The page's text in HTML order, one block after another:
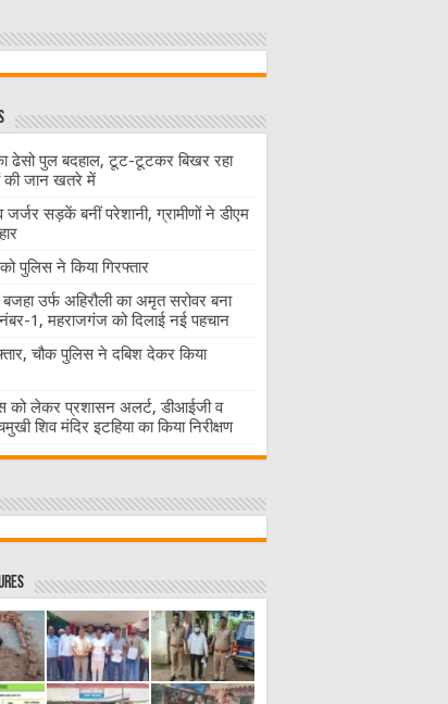
ढेसो पुल बदहाल, टूट-टूटकर बिखर रहा
की जान खतरे में
सड़कें बनीं परेशानी, ग्रामीणों ने डीएम
पुलिस ने किया गिरफ्तार
उर्फ अहिरौली का अमृत सरोवर बना
1, महराजगंज को दिलाई नई पहचान
चौक पुलिस ने दबिश देकर किया
को लेकर प्रशासन अलर्ट, डीआईजी व
शिव मंदिर इटहिया का किया निरीक्षण